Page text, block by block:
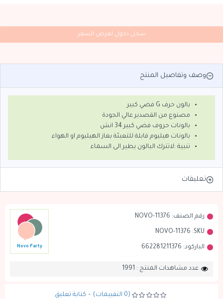
رقم الصنف: NOVO-11376
SKU:
NOVO-11376
الباركود: 662281211376
Novo Party
عدد مشاهدات المنتج : 1991
(0 التقييمات) - كتابة تعليق
سجل دخول لعرض السعر
وصف وتفاصيل المنتج
بالون حرف G فضي كبير
مصنوع من القصدير عالي الجودة
بالونات حروف فضي كبير 34 انش
بالونات هيليوم قابلة للتعبئة بغاز الهيليوم او الهواء
تنبية :لاتترك البالون يطير الى السماء
تعليقات